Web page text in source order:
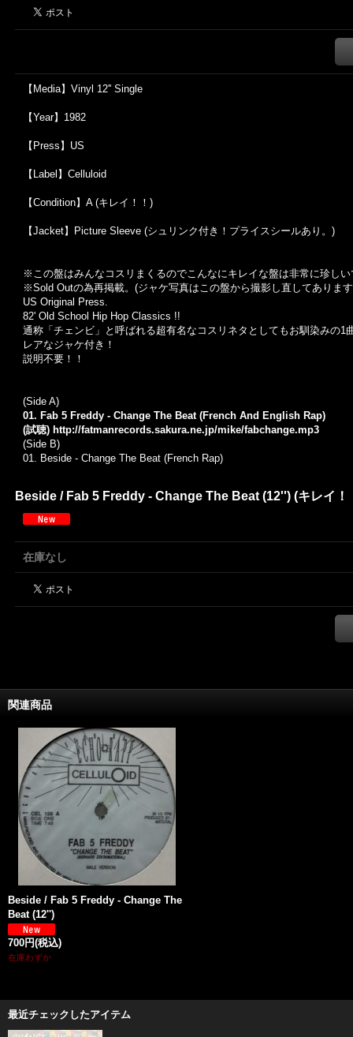
【Media】Vinyl 12'' Single
【Year】1982
【Press】US
【Label】Celluloid
【Condition】A (キレイ！！)
【Jacket】Picture Sleeve (シュリンク付き！プライスシールあり。)
※この盤はみんなコスリまくるのでこんなにキレイな盤は非常に珍し
※Sold Outの為再掲載。 (ジャケ写真はこの盤から撮影し直してありま
US Original Press.
82' Old School Hip Hop Classics !!
通称「チェンビ」と呼ばれる超有名なコスリネタとしてもお馴染みの1
レアなジャケ付き！
説明不要！！
(Side A)
01. Fab 5 Freddy - Change The Beat (French And English Rap)
(試聴) http://fatmanrecords.sakura.ne.jp/mike/fabchange.mp3
(Side B)
01. Beside - Change The Beat (French Rap)
Beside / Fab 5 Freddy - Change The Beat (12'') (キレイ
在庫なし
関連商品
Beside / Fab 5 Freddy - Change The
Beat (12'')
700円(税込)
在庫わずか
最近チェックしたアイテム